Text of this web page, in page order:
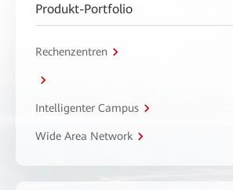
Produkt-Portfolio
Rechenzentren
Intelligenter Campus
Wide Area Network